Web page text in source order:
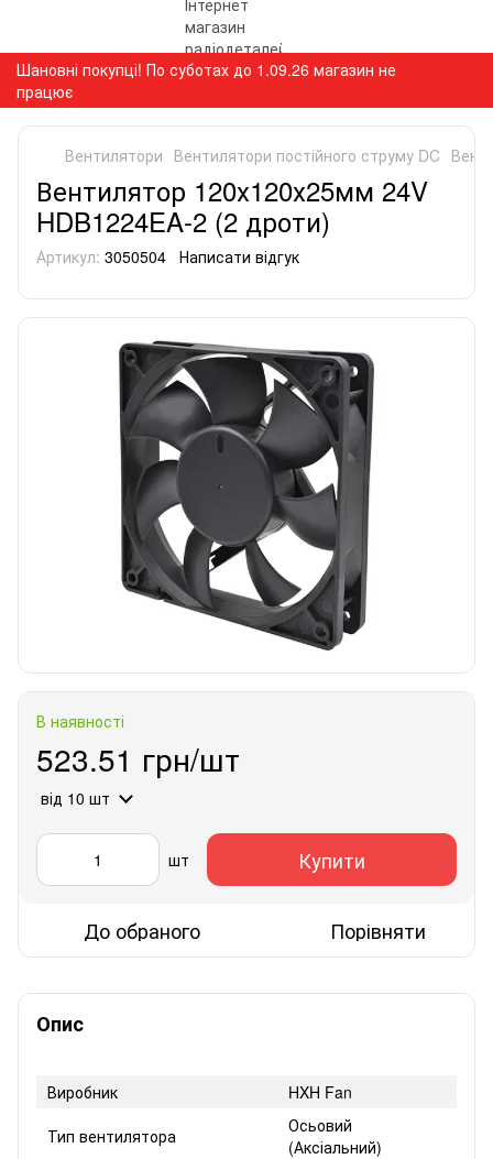
Шановні покупці! По суботах до 1.09.26 магазин не
працює
Вентилятори Вентилятори постійного струму DC
Вентилятор 120х120х25мм 24V
HDB1224EA-2 (2 дроти)
Артикул: 3050504 Написати відгук
В наявності
523.51 грн/шт
від 10 шт
шт Купити
До обраного Порівняти
Опис
Виробник
HXH Fan
Тип вентилятора
Осьовий
(Аксіальний)